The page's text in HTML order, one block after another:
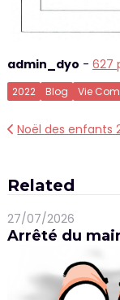
admin_dyo - 627
2022 Blog Vie
Navigation
l’article
Noël des enfants
Related
27/07/2026
Arrêté du